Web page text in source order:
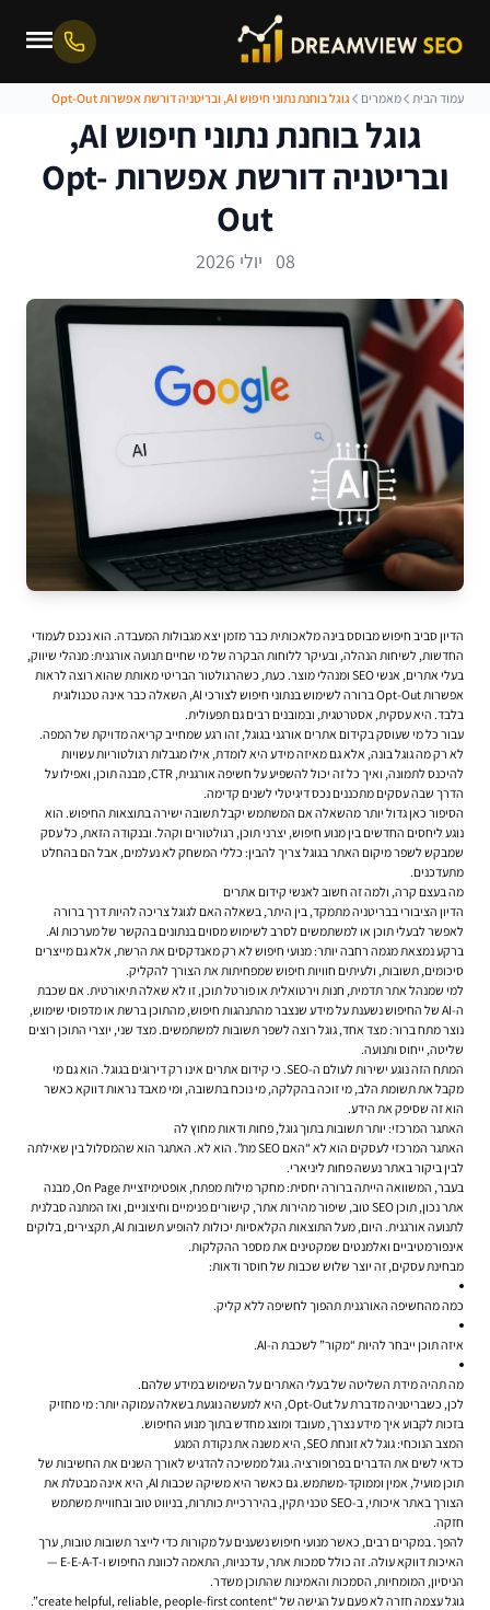
עמוד הבית מאמרים גוגל בוחנת נתוני חיפוש AI, ובריטניה דורשת אפשרות Opt-Out
גוגל בוחנת נתוני חיפוש AI,
ובריטניה דורשת אפשרות Opt-
Out
08 יולי 2026
הדיון סביב חיפוש מבוסס בינה מלאכותית כבר מזמן יצא מגבולות המעבדה. הוא נכנס לעמודי
החדשות, לשיחות הנהלה, ובעיקר ללוחות הבקרה של מי שחיים תנועה אורגנית: מנהלי שיווק,
בעלי אתרים, אנשי SEO ומנהלי מוצר. כעת, כשהרגולטור הבריטי מאותת שהוא רוצה לראות
אפשרות Opt-Out ברורה לשימוש בנתוני חיפוש לצורכי AI, השאלה כבר אינה טכנולוגית
בלבד. היא עסקית, אסטרטגית, ובמובנים רבים גם תפעולית.
עבור כל מי שעוסק בקידום אתרים אורגני בגוגל, זהו רגע שמחייב קריאה מדויקת של המפה.
לא רק מה גוגל בונה, אלא גם מאיזה מידע היא לומדת, אילו מגבלות רגולטוריות עשויות
להיכנס לתמונה, ואיך כל זה יכול להשפיע על חשיפה אורגנית, CTR, מבנה תוכן, ואפילו על
הדרך שבה עסקים מתכננים נכס דיגיטלי לשנים קדימה.
הסיפור כאן גדול יותר מהשאלה אם המשתמש יקבל תשובה ישירה בתוצאות החיפוש. הוא
נוגע ליחסים החדשים בין מנוע חיפוש, יצרני תוכן, רגולטורים וקהל. ובנקודה הזאת, כל עסק
שמבקש לשפר מיקום האתר בגוגל צריך להבין: כללי המשחק לא נעלמים, אבל הם בהחלט
מתעדכנים.
מה בעצם קרה, ולמה זה חשוב לאנשי קידום אתרים
הדיון הציבורי בבריטניה מתמקד, בין היתר, בשאלה האם לגוגל צריכה להיות דרך ברורה
לאפשר לבעלי תוכן או למשתמשים לסרב לשימוש מסוים בנתונים בהקשר של מערכות AI.
ברקע נמצאת מגמה רחבה יותר: מנועי חיפוש לא רק מאנדקסים את הרשת, אלא גם מייצרים
סיכומים, תשובות, ולעיתים חוויות חיפוש שמפחיתות את הצורך להקליק.
למי שמנהל אתר תדמית, חנות וירטואלית או פורטל תוכן, זו לא שאלה תיאורטית. אם שכבת
ה-AI של החיפוש נשענת על מידע שנצבר מהתנהגות חיפוש, מהתוכן ברשת או מדפוסי שימוש,
נוצר מתח ברור: מצד אחד, גוגל רוצה לשפר תשובות למשתמשים. מצד שני, יוצרי התוכן רוצים
שליטה, ייחוס ותנועה.
המתח הזה נוגע ישירות לעולם ה-SEO. כי קידום אתרים אינו רק דירוגים בגוגל. הוא גם מי
מקבל את תשומת הלב, מי זוכה בהקלקה, מי נוכח בתשובה, ומי מאבד נראות דווקא כאשר
הוא זה שסיפק את הידע.
האתגר המרכזי: יותר תשובות בתוך גוגל, פחות ודאות מחוץ לה
האתגר המרכזי לעסקים הוא לא “האם SEO מת”. הוא לא. האתגר הוא שהמסלול בין שאילתה
לבין ביקור באתר נעשה פחות ליניארי.
בעבר, המשוואה הייתה ברורה יחסית: מחקר מילות מפתח, אופטימיזציית On Page, מבנה
אתר נכון, תוכן SEO טוב, שיפור מהירות אתר, קישורים פנימיים וחיצוניים, ואז המתנה סבלנית
לתנועה אורגנית. היום, מעל התוצאות הקלאסיות יכולות להופיע תשובות AI, תקצירים, בלוקים
אינפורמטיביים ואלמנטים שמקטינים את מספר ההקלקות.
מבחינת עסקים, זה יוצר שלוש שכבות של חוסר ודאות:
כמה מהחשיפה האורגנית תהפוך לחשיפה ללא קליק.
איזה תוכן ייבחר להיות “מקור” לשכבת ה-AI.
מה תהיה מידת השליטה של בעלי האתרים על השימוש במידע שלהם.
לכן, כשבריטניה מדברת על Opt-Out, היא למעשה נוגעת בשאלה עמוקה יותר: מי מחזיק
בזכות לקבוע איך מידע נצרך, מעובד ומוצג מחדש בתוך מנוע החיפוש.
המצב הנוכחי: גוגל לא זונחת SEO, היא משנה את נקודת המגע
כדאי לשים את הדברים בפרופורציה. גוגל ממשיכה להדגיש לאורך השנים את החשיבות של
תוכן מועיל, אמין וממוקד-משתמש. גם כאשר היא משיקה שכבות AI, היא אינה מבטלת את
הצורך באתר איכותי, ב-SEO טכני תקין, בהיררכיית כותרות, בניווט טוב ובחוויית משתמש
חזקה.
להפך. במקרים רבים, כאשר מנועי חיפוש נשענים על מקורות כדי לייצר תשובות טובות, ערך
האיכות דווקא עולה. זה כולל סמכות אתר, עדכניות, התאמה לכוונת החיפוש ו-E-E-A-T —
הניסיון, המומחיות, הסמכות והאמינות שהתוכן משדר.
גוגל עצמה חזרה לא פעם על הגישה של “create helpful, reliable, people-first content”.